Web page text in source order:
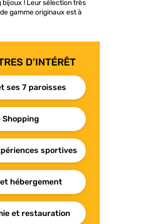
! Leur sélection très
gamme originaux est à
D’INTÉRÊT
ses 7 paroisses
Shopping
sportives
hébergement
et restauration